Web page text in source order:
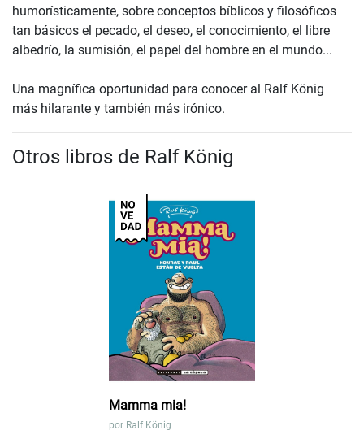
humorísticamente, sobre conceptos bíblicos y filosóficos
tan básicos el pecado, el deseo, el conocimiento, el libre
albedrío, la sumisión, el papel del hombre en el mundo...
Una magnífica oportunidad para conocer al Ralf König
más hilarante y también más irónico.
Otros libros de Ralf König
Mamma mia!
por Ralf König